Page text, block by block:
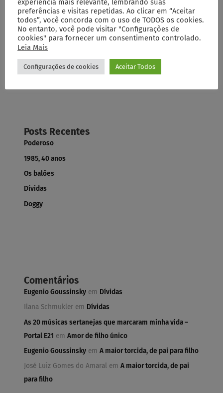
Deixe um comentário /Artigos,Comentados/Eugenio
Goussinsky
Um autor escrevia tanto sobre amor e morte, de forma cética e
superficial, que passava a impressão de que ele não sabia o que
era amar e nem amava o que era viver.
Read More »
Posts Recentes
Poderoso
1985, 40 anos
Os balões
Dívidas
Doggy
Comentários
Eugenio Goussinsky em Dívidas
Ilana Schmukler em Dívidas
As 20 músicas sertanejas que marcaram minha vida –
Portal E21 emAmor de filho único
Eugenio Goussinsky emA maior torcida, de pai para filho
José Luiz Gomes do Amaral emA maior torcida, de pai
para filho
preferências e visitas repetidas. Ao clicar em “Aceitar
todos”, você concorda com o uso de TODOS os cookies.
No entanto, você pode visitar "Configurações de
cookies" para fornecer um consentimento controlado.
Leia Mais
Configurações de cookies Aceitar Todos